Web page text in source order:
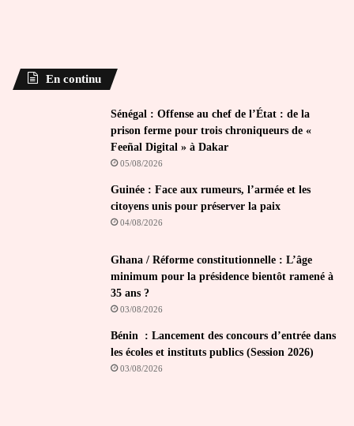
En continu
Sénégal : Offense au chef de l’État : de la
prison ferme pour trois chroniqueurs de «
Feeñal Digital » à Dakar
05/08/2026
Guinée : Face aux rumeurs, l’armée et les
citoyens unis pour préserver la paix
04/08/2026
Ghana / Réforme constitutionnelle : L’âge
minimum pour la présidence bientôt ramené à
35 ans ?
03/08/2026
Bénin : Lancement des concours d’entrée dans
les écoles et instituts publics (Session 2026)
03/08/2026